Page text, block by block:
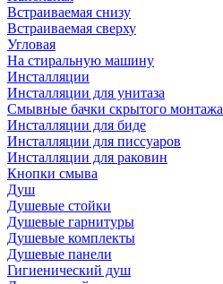
Встраиваемая снизу
Встраиваемая сверху
Угловая
На стиральную машину
Инсталляции
Инсталляции для унитаза
Смывные бачки скрытого монтажа
Инсталляции для биде
Инсталляции для писсуаров
Инсталляции для раковин
Кнопки смыва
Душ
Душевые стойки
Душевые гарнитуры
Душевые комплекты
Душевые панели
Гигиенический душ